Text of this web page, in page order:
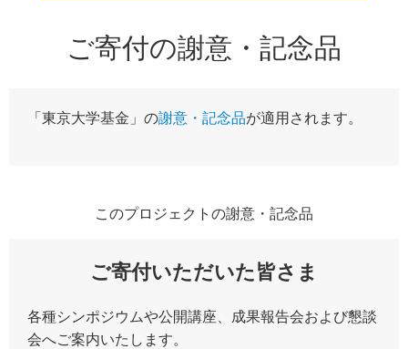
ご寄付の謝意・記念品
「東京大学基金」の謝意・記念品が適用されます。
このプロジェクトの謝意・記念品
ご寄付いただいた皆さま
各種シンポジウムや公開講座、成果報告会および懇談
会へご案内いたします。